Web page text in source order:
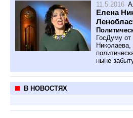
11.5.2016
Елена
ГосДуму
ныне
В НОВОСТЯХ